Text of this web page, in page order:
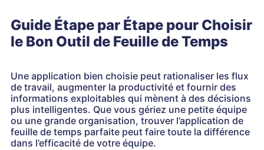
Guide Étape par Étape pour Choisir
le Bon Outil de Feuille de Temps
Une application bien choisie peut rationaliser les flux
de travail, augmenter la productivité et fournir des
informations exploitables qui mènent à des décisions
plus intelligentes. Que vous gériez une petite équipe
ou une grande organisation, trouver l’application de
feuille de temps parfaite peut faire toute la différence
dans l’efficacité de votre équipe.